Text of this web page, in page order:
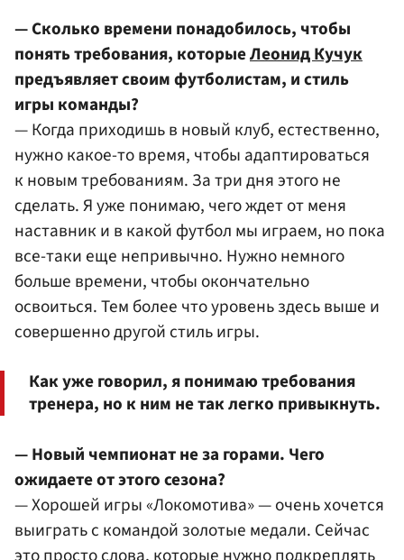
— Сколько времени понадобилось, чтобы
понять требования, которыеЛеонид Кучук
предъявляет своим футболистам, и стиль
игры команды?
— Когда приходишь в новый клуб, естественно,
нужно какое-то время, чтобы адаптироваться
к новым требованиям. За три дня этого не
сделать. Я уже понимаю, чего ждет от меня
наставник и в какой футбол мы играем, но пока
все-таки еще непривычно. Нужно немного
больше времени, чтобы окончательно
освоиться. Тем более что уровень здесь выше и
совершенно другой стиль игры.
Как уже говорил, я понимаю требования
тренера, но к ним не так легко привыкнуть.
— Новый чемпионат не за горами. Чего
ожидаете от этого сезона?
— Хорошей игры «Локомотива» — очень хочется
выиграть с командой золотые медали. Сейчас